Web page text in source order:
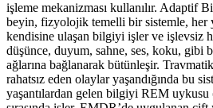
işleme mekanizması kullanılır. Adaptif
beyin, fizyolojik temelli bir sistemle, her
kendisine ulaşan bilgiyi işler ve işlevsiz
düşünce, duyum, sahne, ses, koku, gibi
ağlarına bağlanarak bütünleşir.
rahatsız eden olaylar yaşandığında bu
yaşantılardan gelen bilgiyi REM uykusu